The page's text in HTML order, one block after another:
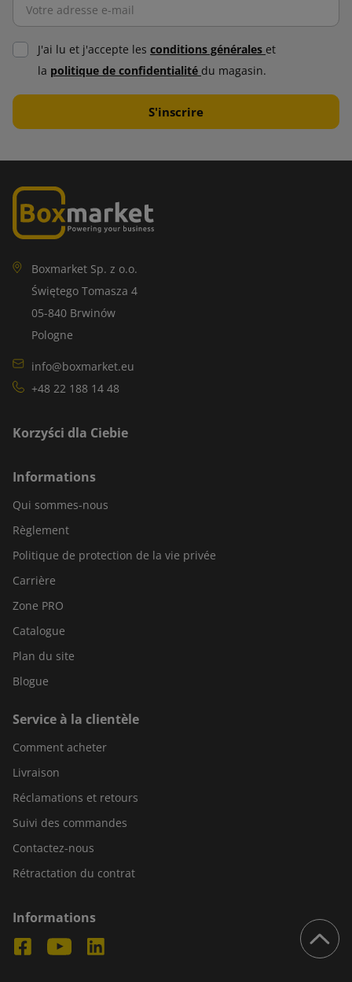
J'ai lu et j'accepte les conditions générales et
la politique de confidentialité du magasin.
Boxmarket Sp. z o.o.
Świętego Tomasza 4
05-840 Brwinów
Pologne
info@boxmarket.eu
+48 22 188 14 48
Korzyści dla Ciebie
Informations
Qui sommes-nous
Règlement
Politique de protection de la vie privée
Carrière
Zone PRO
Catalogue
Plan du site
Blogue
Service à la clientèle
Comment acheter
Livraison
Réclamations et retours
Suivi des commandes
Contactez-nous
Rétractation du contrat
Informations